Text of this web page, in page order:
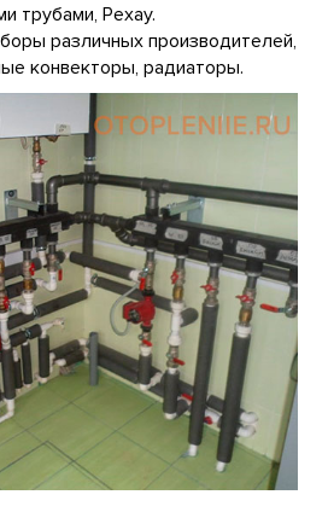
трубами, Рехау.
различных производителей,
конвекторы, радиаторы.